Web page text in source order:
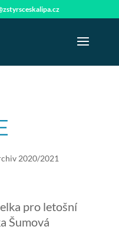
2020/2021
pro letošní
Šumová